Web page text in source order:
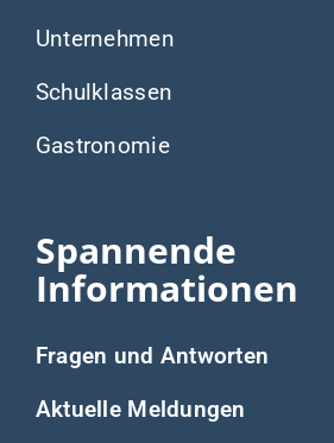
Unternehmen
Schulklassen
Gastronomie
Spannende
Informationen
Fragen und Antworten
Aktuelle Meldungen